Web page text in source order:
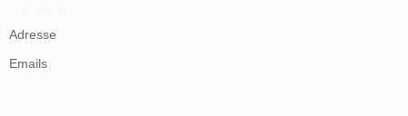
Adresse
Emails